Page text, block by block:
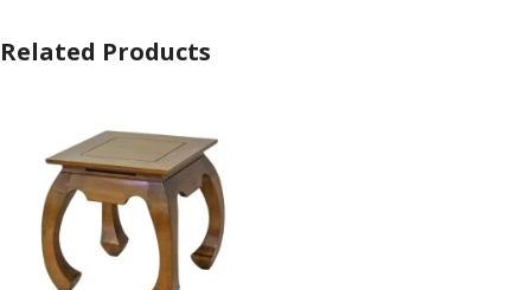
Related Products